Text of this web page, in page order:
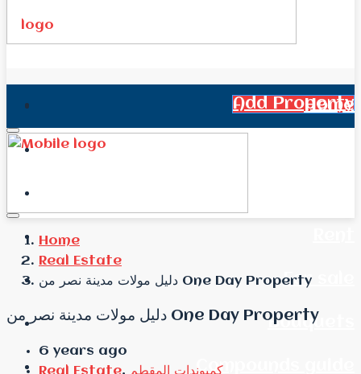
Add Property
Home
For sale
Bouquets
Compounds guide
Home
Real Estate
دليل مولات مدينة نصر من One Day Property
دليل مولات مدينة نصر من One Day Property
6 years ago